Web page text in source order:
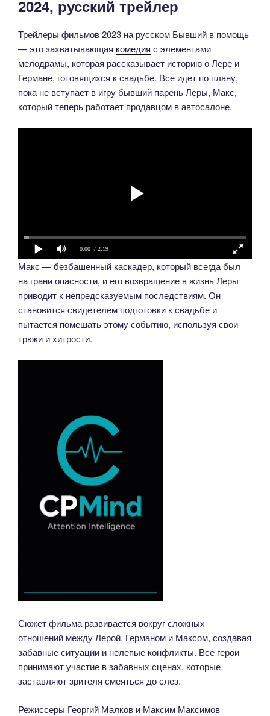
2024, русский трейлер
Трейлеры фильмов 2023 на русском Бывший в помощь
— это захватывающая комедия с элементами
мелодрамы, которая рассказывает историю о Лере и
Германе, готовящихся к свадьбе. Все идет по плану,
пока не вступает в игру бывший парень Леры, Макс,
который теперь работает продавцом в автосалоне.
0:00 / 2:19
Макс — безбашенный каскадер, который всегда был
на грани опасности, и его возвращение в жизнь Леры
приводит к непредсказуемым последствиям. Он
становится свидетелем подготовки к свадьбе и
пытается помешать этому событию, используя свои
трюки и хитрости.
Сюжет фильма развивается вокруг сложных
отношений между Лерой, Германом и Максом, создавая
забавные ситуации и нелепые конфликты. Все герои
принимают участие в забавных сценах, которые
заставляют зрителя смеяться до слез.
Режиссеры Георгий Малков и Максим Максимов